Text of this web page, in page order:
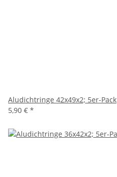
Aludichtringe 42x49x2; 5er-Pack
5,90 € *